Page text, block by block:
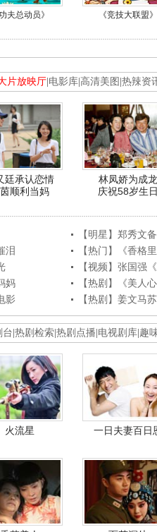
功夫总动员》 《竞技大联盟》
片放映厅 电影库 高清美图 热辣资
廷承认恋情
顺利当妈
林凤娇为成龙
庆祝58岁生
【明星】郑秀文
泪
【热门】《香格
【视频】张国强
妈
【热剧】《美人
影
【热剧】姜文马
台 热剧检索 热剧点播 电视剧库 趣
火流星 一日夫妻百日